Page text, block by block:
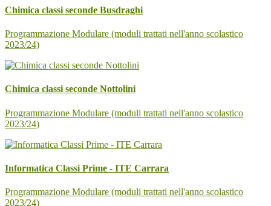
Chimica classi seconde Busdraghi
Programmazione Modulare (moduli trattati nell'anno scolastico
2023/24)
Chimica classi seconde Nottolini
Programmazione Modulare (moduli trattati nell'anno scolastico
2023/24)
Informatica Classi Prime - ITE Carrara
Programmazione Modulare (moduli trattati nell'anno scolastico
2023/24)